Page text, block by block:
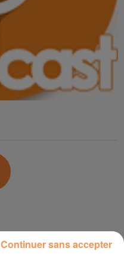
Continuer sans accepter